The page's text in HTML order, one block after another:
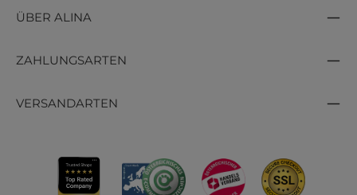
ÜBER ALINA
ZAHLUNGSARTEN
VERSANDARTEN